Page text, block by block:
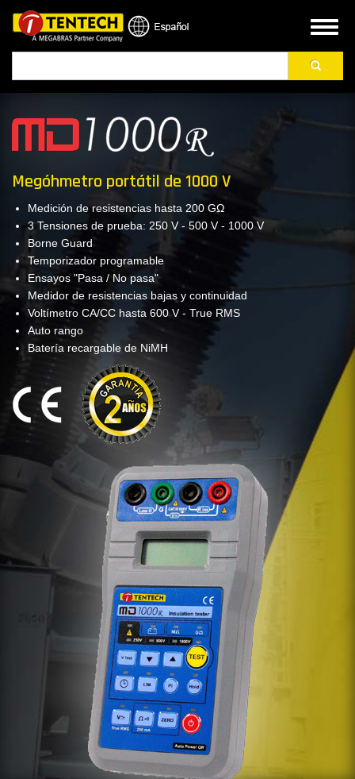
Pasar
contenido
Megóhmetro portátil de 1000 V
Medición de resistencias hasta 200 GΩ
3 Tensiones de prueba: 250 V - 500 V - 1000 V
Borne Guard
Temporizador programable
Ensayos "Pasa / No pasa"
Medidor de resistencias bajas y continuidad
Voltímetro CA/CC hasta 600 V - True RMS
Auto rango
Batería recargable de NiMH